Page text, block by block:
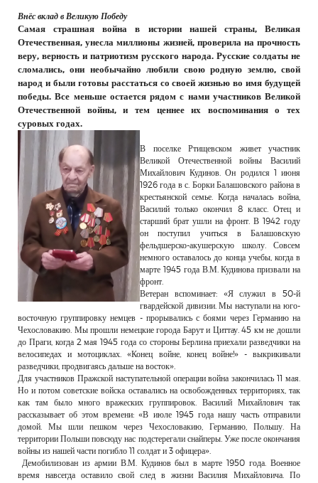
Внёс вклад в Великую Победу
Самая страшная война в истории нашей страны, Великая
Отечественная, унесла миллионы жизней, проверила на прочность
веру, верность и патриотизм русского народа. Русские солдаты не
сломались, они необычайно любили свою родную землю, свой
народ и были готовы расстаться со своей жизнью во имя будущей
победы. Все меньше остается рядом с нами участников Великой
Отечественной войны, и тем ценнее их воспоминания о тех
суровых годах.
В поселке Ртищевском живет участник
Великой Отечественной войны Василий
Михайлович Кудинов. Он родился 1 июня
1926 года в с. Борки Балашовского района в
крестьянской семье. Когда началась война,
Василий только окончил 8 класс. Отец и
старший брат ушли на фронт. В 1942 году
он поступил учиться в Балашовскую
фельдшерско-акушерскую школу. Совсем
немного оставалось до конца учебы, когда в
марте 1945 года В.М. Кудинова призвали на
фронт.
Ветеран вспоминает: «Я служил в 50-й
гвардейской дивизии. Мы наступали на юго-
восточную группировку немцев - прорывались с боями через Германию на
Чехословакию. Мы прошли немецкие города Барут и Циттау. 45 км не дошли
до Праги, когда 2 мая 1945 года со стороны Берлина приехали разведчики на
велосипедах и мотоциклах. «Конец войне, конец войне!» - выкрикивали
разведчики, продвигаясь дальше на восток».
Для участников Пражской наступательной операции война закончилась 11 мая.
Но и потом советские войска оставались на освобожденных территориях, так
как там было много вражеских группировок. Василий Михайлович так
рассказывает об этом времени: «В июле 1945 года нашу часть отправили
домой. Мы шли пешком через Чехословакию, Германию, Польшу. На
территории Польши повсюду нас подстерегали снайперы. Уже после окончания
войны из нашей части погибло 11 солдат и 3 офицера».
Демобилизован из армии В.М. Кудинов был в марте 1950 года. Военное
время навсегда оставило свой след в жизни Василия Михайловича. По